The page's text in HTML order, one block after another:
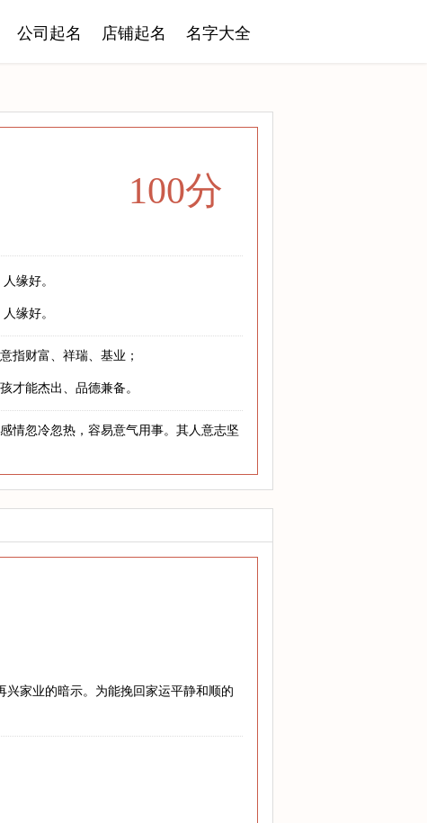
公司起名 店铺起名 名字大全
100分
缘好。
缘好。
指财富、祥瑞、基业；
才能杰出、品德兼备。
情忽冷忽热，容易意气用事。其人意志坚
家业的暗示。为能挽回家运平静和顺的